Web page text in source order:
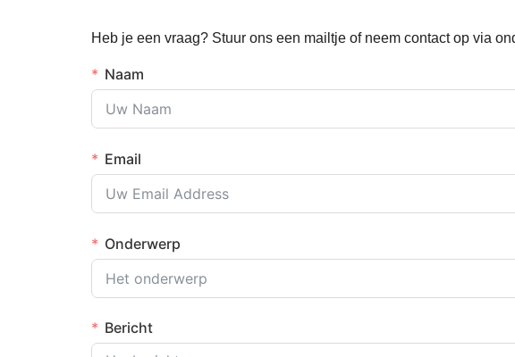
Heb je een vraag? Stuur ons een mailtje of neem contact op via
Naam
Email
Onderwerp
Bericht